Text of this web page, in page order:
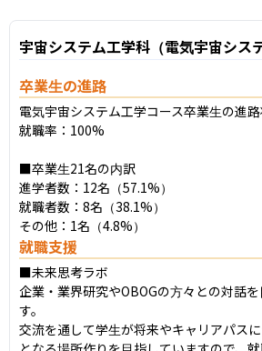
宇宙システム工学科（電気宇宙シス
卒業生の進路
電気宇宙システム工学コース卒業生の進路
就職率：100%
■卒業生21名の内訳
進学者数：12名（57.1%）
就職者数：8名（38.1%）
その他：1名（4.8%）
就職支援
■未来思考ラボ
企業・業界研究やOBOGの方々との対話
す。
交流を通して学生が将来やキャリアパス